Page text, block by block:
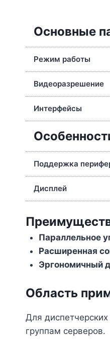
Основные
Режим работы
Видеоразрешение
Интерфейсы
Поддержка
Дисплей
Параллельное
Расширенная
Эргономичный
Область
Для
группам серверов.